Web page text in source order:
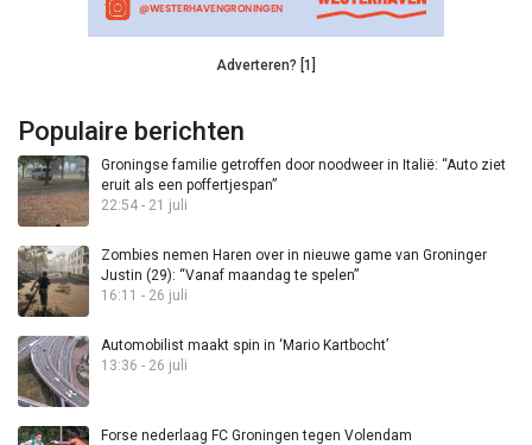
Adverteren? [1]
Populaire berichten
Groningse familie getroffen door noodweer in Italië: “Auto ziet
eruit als een poffertjespan”
22:54 - 21 juli
Zombies nemen Haren over in nieuwe game van Groninger
Justin (29): “Vanaf maandag te spelen”
16:11 - 26 juli
Automobilist maakt spin in ‘Mario Kartbocht’
13:36 - 26 juli
Forse nederlaag FC Groningen tegen Volendam